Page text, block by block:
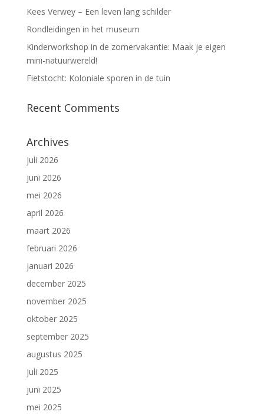
Kees Verwey – Een leven lang schilder
Rondleidingen in het museum
Kinderworkshop in de zomervakantie: Maak je eigen
mini-natuurwereld!
Fietstocht: Koloniale sporen in de tuin
Recent Comments
Archives
juli 2026
juni 2026
mei 2026
april 2026
maart 2026
februari 2026
januari 2026
december 2025
november 2025
oktober 2025
september 2025
augustus 2025
juli 2025
juni 2025
mei 2025